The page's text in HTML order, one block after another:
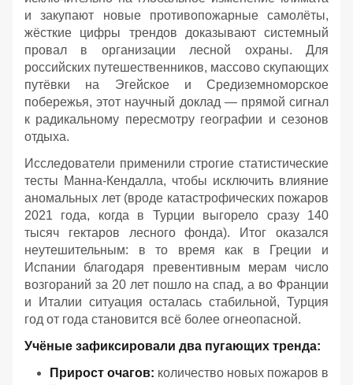
и закупают новые противопожарные самолёты,
жёсткие цифры трендов доказывают системный
провал в организации лесной охраны. Для
российских путешественников, массово скупающих
путёвки на Эгейское и Средиземноморское
побережья, этот научный доклад — прямой сигнал
к радикальному пересмотру географии и сезонов
отдыха.
Исследователи применили строгие статистические
тесты Манна-Кендалла, чтобы исключить влияние
аномальных лет (вроде катастрофических пожаров
2021 года, когда в Турции выгорело сразу 140
тысяч гектаров лесного фонда). Итог оказался
неутешительным: в то время как в Греции и
Испании благодаря превентивным мерам число
возгораний за 20 лет пошло на спад, а во Франции
и Италии ситуация осталась стабильной, Турция
год от года становится всё более огнеопасной.
Учёные зафиксировали два пугающих тренда:
Прирост очагов: количество новых пожаров в